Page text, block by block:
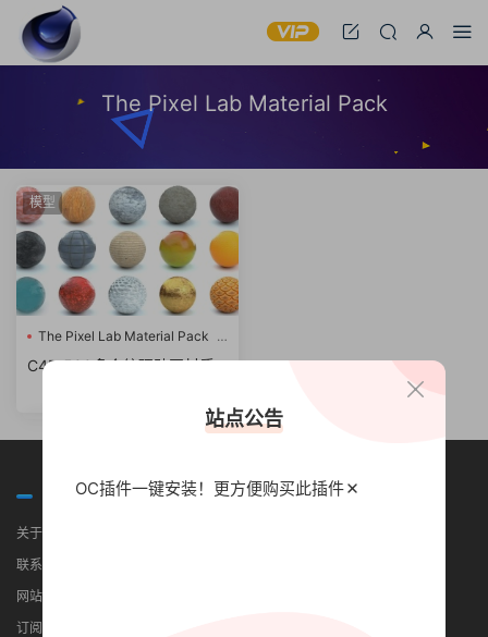
The Pixel Lab Material Pack
模型
The Pixel Lab Material Pack
纹理贴图
C4D:500多个纹理贴图材质
关于我们
关于我们
联系我们
网站地图
订阅RSS
站点公告
OC插件一键安装！更方便购买此插件